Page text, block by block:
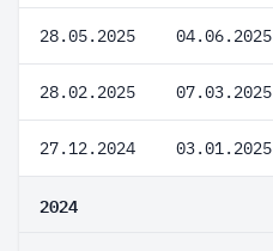
28.05.2025 04.06.2025
28.02.2025 07.03.2025
27.12.2024 03.01.2025
2024